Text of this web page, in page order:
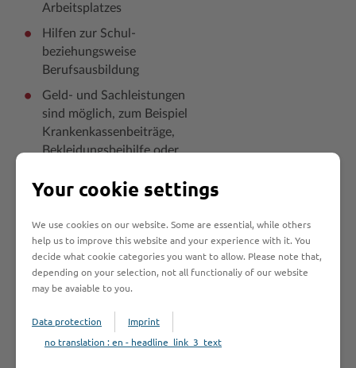
Arbeitsplatzes
Hilfen zur Schul-
beziehungsweise
Berufsausbildung
Geld- und Sachleistungen
sind möglich, zum Beispiel
Krankenkassenbeiträge,
Bekleidungsbeihilfe oder
bei stationärer
Die Beratung kann auch anonym
erfolgen.
An wen muss ich
mich wenden?
Your cookie settings
We use cookies on our website. Some are essential, while others
help us to improve this website and your experience with it. You
decide what cookie categories you want to allow. Please note that,
depending on your selection, not all functionaliy of our website
may be avaiable to you.
Data protection
Imprint
no translation : en - headline_link_3_text